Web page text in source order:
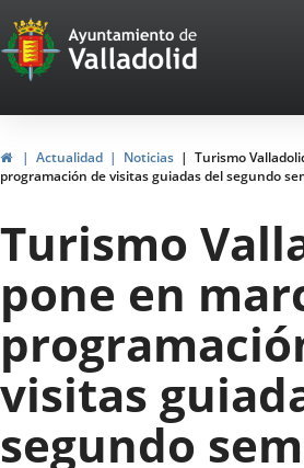
Portal
Web
del
Ayuntamiento
de
Valladolid
InicioActualidad Noticias
Turismo
programación de visitas guiadas del segundo
Turismo
pone en
visitas
segundo